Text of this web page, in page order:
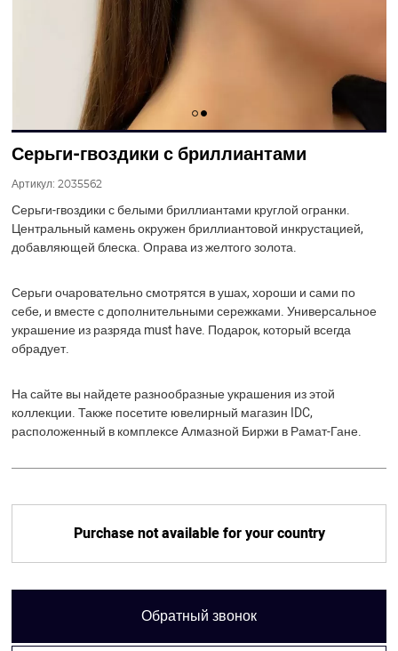
Серьги-гвоздики с бриллиантами
Артикул:2035562
Серьги-гвоздики с белыми бриллиантами круглой огранки.
Центральный камень окружен бриллиантовой инкрустацией,
добавляющей блеска. Оправа из желтого золота.
Серьги очаровательно смотрятся в ушах, хороши и сами по
себе, и вместе с дополнительными сережками. Универсальное
украшение из разряда must have. Подарок, который всегда
обрадует.
На сайте вы найдете разнообразные украшения из этой
коллекции. Также посетите ювелирный магазин IDC,
расположенный в комплексе Алмазной Биржи в Рамат-Гане.
Purchase not available for your country
Обратный звонок